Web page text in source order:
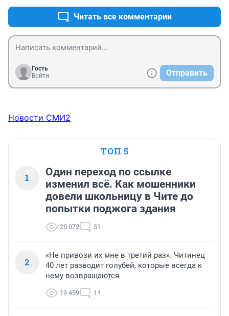
Читать все комментарии
Гость
Войти
Отправить
Новости СМИ2
ТОП 5
1
Один переход по ссылке
изменил всё. Как мошенники
довели школьницу в Чите до
попытки поджога здания
25 072 51
2
«Не привози их мне в третий раз». Читинец
40 лет разводит голубей, которые всегда к
нему возвращаются
19 459 11